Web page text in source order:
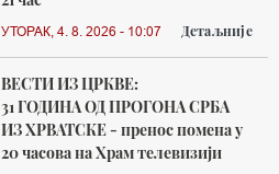
УТОРАК, 4. 8. 2026 - 10:07 Детаљније
ВЕСТИ ИЗ ЦРКВЕ:
31 ГОДИНА ОД ПРОГОНА СРБА
ИЗ ХРВАТСКЕ - пренос помена у
20 часова на Храм телевизији